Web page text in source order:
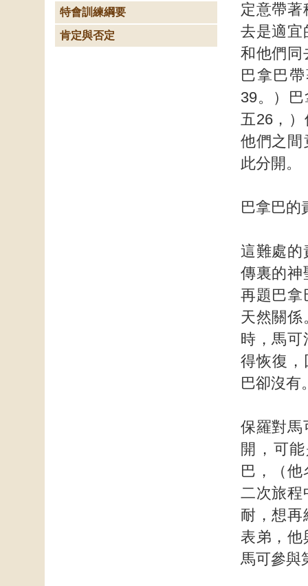
定意帶著
去是適宜
和他們同
巴拿巴
39。）
五26，
他們之間
此分開。
巴拿巴的
這難處的
傳裏的神
再題巴拿
天然關係
時，馬可
得恢復，
巴卻沒有
保羅對馬
開，可
巴，（
二次旅程
耐，想再
表弟，他
馬可參與
特會訓練綱要
肯定與否定